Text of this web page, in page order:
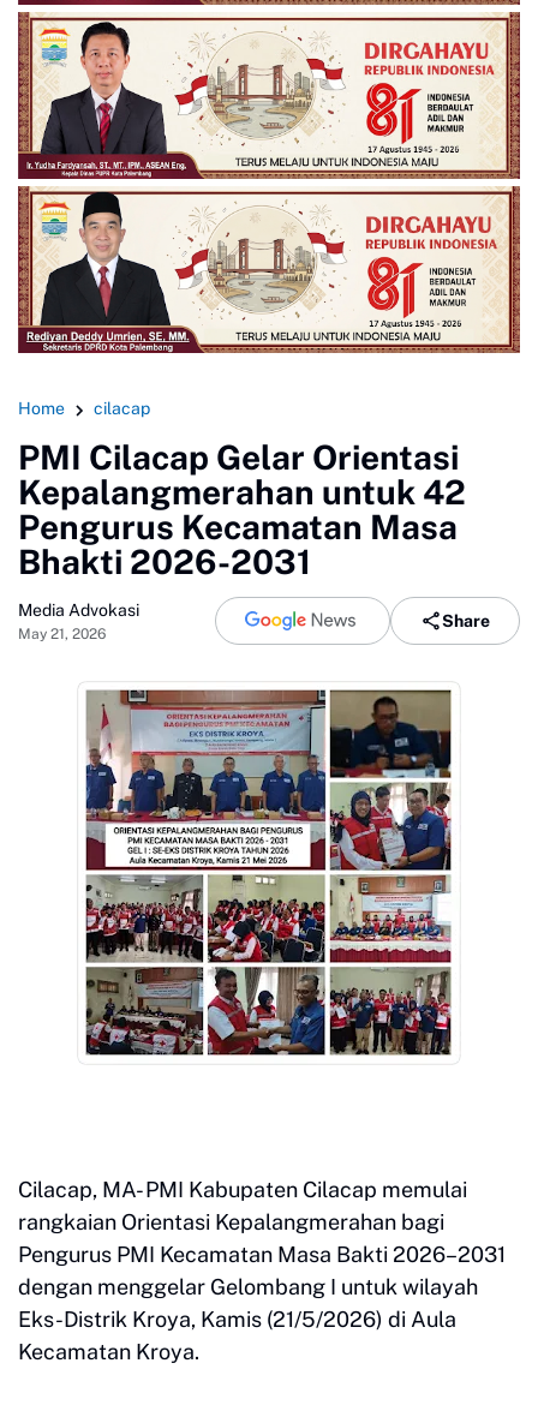
Home cilacap
PMI Cilacap Gelar Orientasi
Kepalangmerahan untuk 42
Pengurus Kecamatan Masa
Bhakti 2026-2031
Media Advokasi
May 21, 2026
Share
Cilacap, MA- PMI Kabupaten Cilacap memulai
rangkaian Orientasi Kepalangmerahan bagi
Pengurus PMI Kecamatan Masa Bakti 2026–2031
dengan menggelar Gelombang I untuk wilayah
Eks-Distrik Kroya, Kamis (21/5/2026) di Aula
Kecamatan Kroya.